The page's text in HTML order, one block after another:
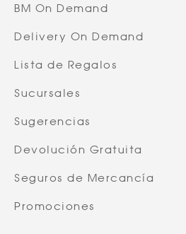
BM On Demand
Delivery On Demand
Lista de Regalos
Sucursales
Sugerencias
Devolución Gratuita
Seguros de Mercancía
Promociones